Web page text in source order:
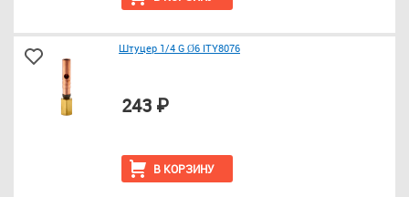
Штуцер 1/4 G Ø6 ITY8076
В КОРЗИНУ
243 ₽